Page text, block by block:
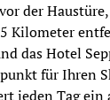
der
Kilometer
das Hotel
für Ihren
jeden Tag ein